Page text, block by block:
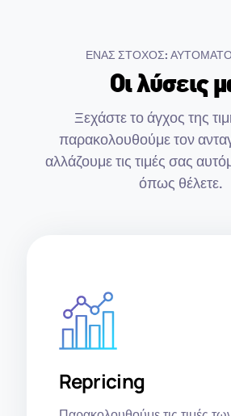
ΕΝΑΣ ΣΤΟΧΟΣ:
Οι λύσεις
Ξεχάστε το άγχος της
παρακολουθούμε τον
αλλάζουμε τις τιμές σας
όπως θέλετε.
Repricing